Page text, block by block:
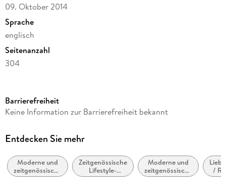
09. Oktober 2014
Sprache
englisch
Seitenanzahl
304
Autor/Autorin
Verlag/Hersteller
Produktart
kartoniert
Barrierefreiheit
Keine Information zur Barrierefreiheit bekannt
Entdecken Sie mehr
Moderne und
zeitgenössische
Belletristik:
Zeitgenössische
Lifestyle-
Literatur
Moderne und
zeitgenössische
Liebesromane /
/
Die